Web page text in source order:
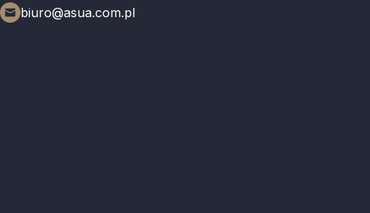
biuro@asua.com.pl